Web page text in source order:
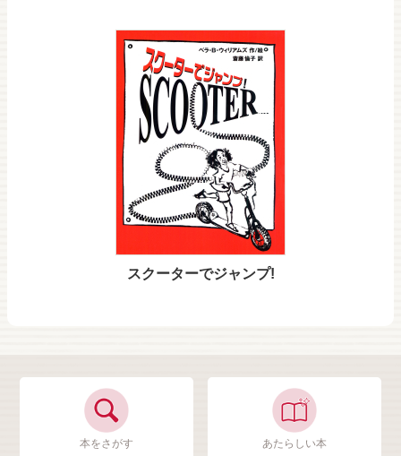
スクーターでジャンプ!
本をさがす あたらしい本